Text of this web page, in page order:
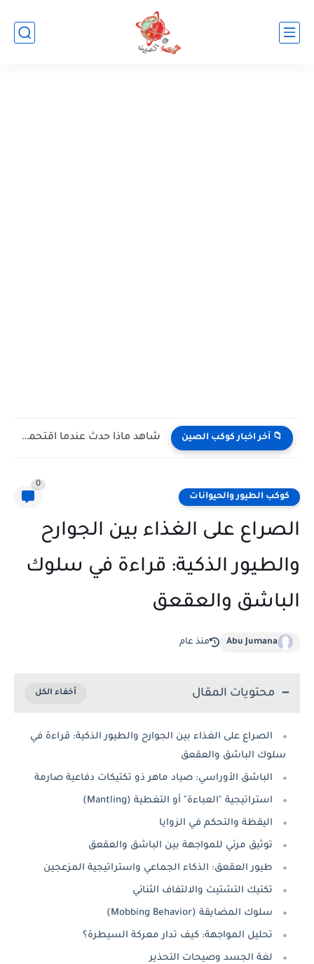
📁 آخر اخبار كوكب الصين شاهد كيف يتغلب النمس على الكوبرا في مواجهة تعتمد على...
كوكب الطيور والحيوانات
0
الصراع على الغذاء بين الجوارح
والطيور الذكية: قراءة في سلوك
الباشق والعقعق
Abu Jumana منذ عام
محتويات المقال
الصراع على الغذاء بين الجوارح والطيور الذكية: قراءة في
سلوك الباشق والعقعق
الباشق الأوراسي: صياد ماهر ذو تكتيكات دفاعية صارمة
استراتيجية "العباءة" أو التغطية (Mantling)
اليقظة والتحكم في الزوايا
توثيق مرئي للمواجهة بين الباشق والعقعق
طيور العقعق: الذكاء الجماعي واستراتيجية المزعجين
تكتيك التشتيت والالتفاف الثنائي
سلوك المضايقة (Mobbing Behavior)
تحليل المواجهة: كيف تدار معركة السيطرة؟
لغة الجسد وصيحات التحذير